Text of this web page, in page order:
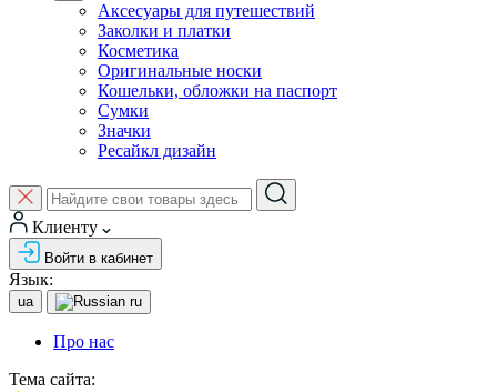
Аксесуары для путешествий
Заколки и платки
Косметика
Оригинальные носки
Кошельки, обложки на паспорт
Сумки
Значки
Ресайкл дизайн
Клиенту
Войти в кабинет
Язык:
ua ru
Про нас
Тема сайта: